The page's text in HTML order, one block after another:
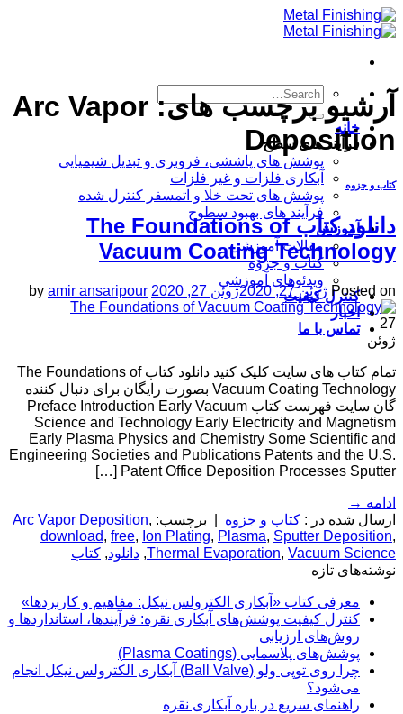
Skip
to
خانه
فرآیند های سطح
پوشش های پاششی، فروبری و تبدیل شیمیایی
آبکاری فلزات و غیر فلزات
پوشش های تحت خلا و اتمسفر کنترل شده
فرآیند های بهبود سطوح
آموزش
مقالات آموزشی
کتاب و جزوه
ویدئوهای آموزشی
کنترل کیفیت
اخبار
تماس با ما
آرشیو برچسب های: Arc Vapor
Deposition
کتاب و جزوه
دانلود کتاب The Foundations of
Vacuum Coating Technology
Posted on ژوئن 27, 2020 ژوئن 27, 2020 by amir ansaripour
27
ژوئن
تمام کتاب های سایت کلیک کنید دانلود کتاب The Foundations of
Vacuum Coating Technology بصورت رایگان برای دنبال کننده
گان سایت فهرست کتاب Preface Introduction Early Vacuum
Science and Technology Early Electricity and Magnetism
Early Plasma Physics and Chemistry Some Scientific and
Engineering Societies and Publications Patents and the U.S.
Patent Office Deposition Processes Sputter […]
ادامه →
ارسال شده در : کتاب و جزوه برچسب: Arc Vapor Deposition,
download, free, Ion Plating, Plasma, Sputter Deposition,
Thermal Evaporation, Vacuum Science
, دانلود, کتاب
نوشته‌های تازه
معرفی کتاب «آبکاری الکترولس نیکل: مفاهیم و کاربردها»
کنترل کیفیت پوشش‌های آبکاری نقره: فرآیندها، استانداردها و
روش‌های ارزیابی
پوشش‌های پلاسمایی (Plasma Coatings)
چرا روی توپی‌ ولو (Ball Valve) آبکاری الکترولس نیکل انجام
می‌شود؟
راهنمای سریع در باره آبکاری نقره